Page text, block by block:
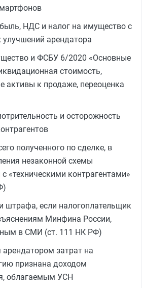
НДС и налог на имущество с
арендатора
и ФСБУ 6/2020 «Основные
стоимость,
активы к продаже, переоценка
и осторожность
полученного по сделке, в
незаконной схемы
«техническими контрагентами»
штрафа, если налогоплательщик
Минфина России,
в СМИ (ст. 111 НК РФ)
затрат на
признана доходом
облагаемым УСН